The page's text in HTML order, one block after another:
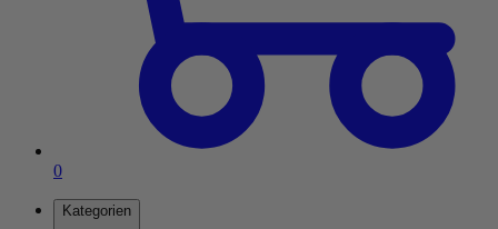
0Artikel im Einkaufswagen
Kategorien